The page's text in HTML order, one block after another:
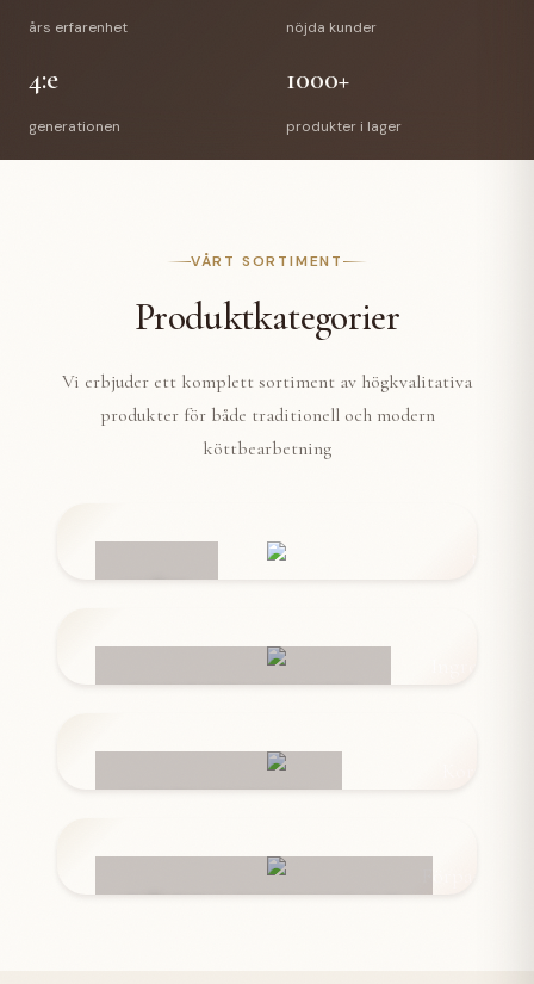
års erfarenhet nöjda kunder
4:e
generationen
1000+
produkter i lager
VÅRT SORTIMENT
Produktkategorier
Vi erbjuder ett komplett sortiment av högkvalitativa
produkter för både traditionell och modern
köttbearbetning